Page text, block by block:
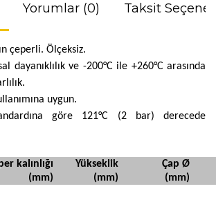
Yorumlar (0) Taksit
çeperli. Ölçeksiz.
dayanıklılık ve -200°C ile +260°C arasında
uygun.
göre 121°C (2 bar) derecede
kalınlığı
(mm)
Yükseklik
(mm)
Çap Ø
(mm)